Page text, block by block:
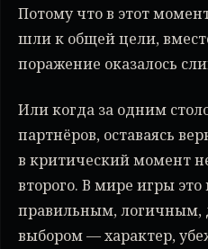
Потому что в этот
шли к общей цели,
поражение оказалось
Или когда за одним
партнёров, оставаясь
в критический момент
второго. В мире игры
правильным,
выбором — характер,